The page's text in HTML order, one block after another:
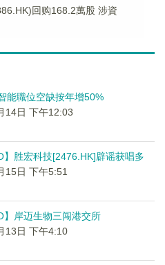
回购168.2萬股 涉資
能職位空缺按年增50%
14日 下午12:03
】胜宏科技[2476.HK]辟谣获唱多
15日 下午5:51
】岸迈生物三闯港交所
13日 下午4:10